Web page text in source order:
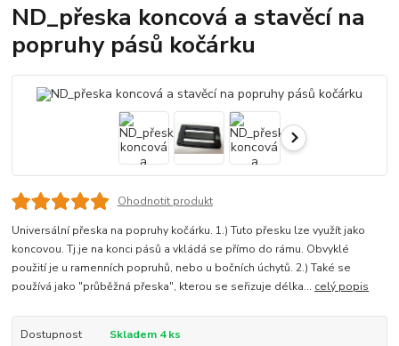
ND_přeska koncová a stavěcí na
popruhy pásů kočárku
Ohodnotit produkt
Universální přeska na popruhy kočárku. 1.) Tuto přesku lze využít jako
koncovou. Tj.je na konci pásů a vkládá se přímo do rámu. Obvyklé
použití je u ramenních popruhů, nebo u bočních úchytů. 2.) Také se
používá jako "průběžná přeska", kterou se seřizuje délka... celý popis
Dostupnost
Skladem 4 ks